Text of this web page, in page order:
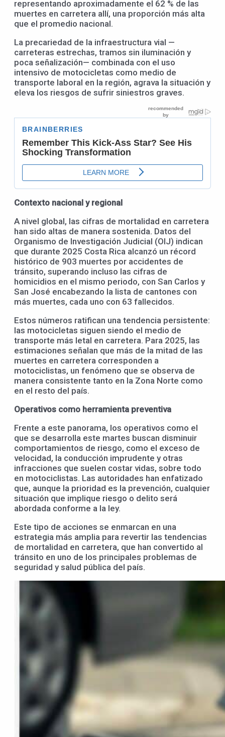
representando aproximadamente el 62 % de las
muertes en carretera allí, una proporción más alta
que el promedio nacional.
La precariedad de la infraestructura vial —
carreteras estrechas, tramos sin iluminación y
poca señalización— combinada con el uso
intensivo de motocicletas como medio de
transporte laboral en la región, agrava la situación y
eleva los riesgos de sufrir siniestros graves.
Contexto nacional y regional
A nivel global, las cifras de mortalidad en carretera
han sido altas de manera sostenida. Datos del
Organismo de Investigación Judicial (OIJ) indican
que durante 2025 Costa Rica alcanzó un récord
histórico de 903 muertes por accidentes de
tránsito, superando incluso las cifras de
homicidios en el mismo periodo, con San Carlos y
San José encabezando la lista de cantones con
más muertes, cada uno con 63 fallecidos.
Estos números ratifican una tendencia persistente:
las motocicletas siguen siendo el medio de
transporte más letal en carretera. Para 2025, las
estimaciones señalan que más de la mitad de las
muertes en carretera corresponden a
motociclistas, un fenómeno que se observa de
manera consistente tanto en la Zona Norte como
en el resto del país.
Operativos como herramienta preventiva
Frente a este panorama, los operativos como el
que se desarrolla este martes buscan disminuir
comportamientos de riesgo, como el exceso de
velocidad, la conducción imprudente y otras
infracciones que suelen costar vidas, sobre todo
en motociclistas. Las autoridades han enfatizado
que, aunque la prioridad es la prevención, cualquier
situación que implique riesgo o delito será
abordada conforme a la ley.
Este tipo de acciones se enmarcan en una
estrategia más amplia para revertir las tendencias
de mortalidad en carretera, que han convertido al
tránsito en uno de los principales problemas de
seguridad y salud pública del país.